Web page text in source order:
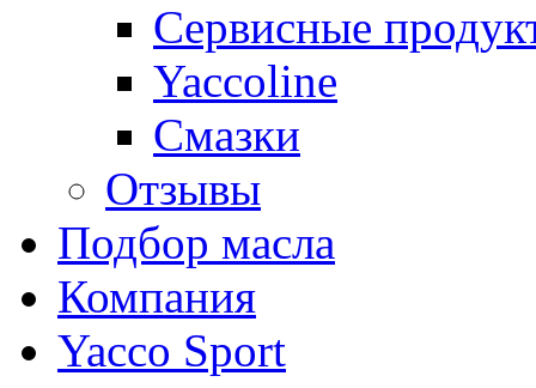
Сервисные
Yaccoline
Смазки
Отзывы
Подбор масла
Компания
Yacco Sport